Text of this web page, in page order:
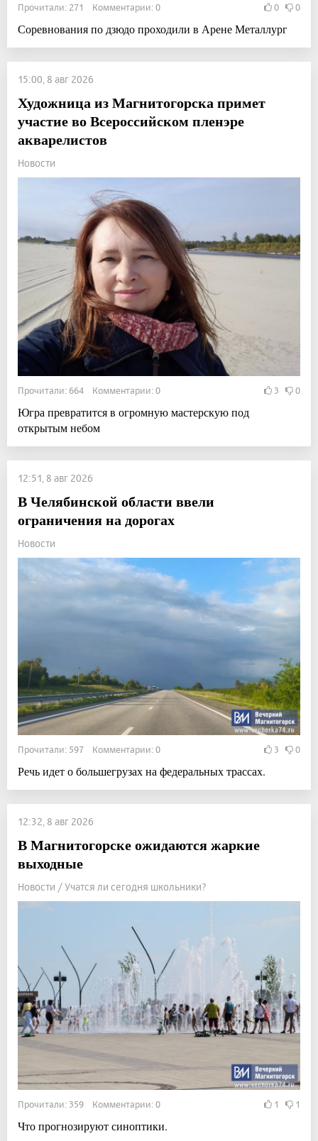
Прочитали: 271 Комментарии: 0 0 0
Соревнования по дзюдо проходили в Арене Металлург
15:00, 8 авг 2026
Художница из Магнитогорска примет
участие во Всероссийском пленэре
акварелистов
Новости
Прочитали: 664 Комментарии: 0 3 0
Югра превратится в огромную мастерскую под
открытым небом
12:51, 8 авг 2026
В Челябинской области ввели
ограничения на дорогах
Новости
Прочитали: 597 Комментарии: 0 3 0
Речь идет о большегрузах на федеральных трассах.
12:32, 8 авг 2026
В Магнитогорске ожидаются жаркие
выходные
Новости / Учатся ли сегодня школьники?
Прочитали: 359 Комментарии: 0 1 1
Что прогнозируют синоптики.